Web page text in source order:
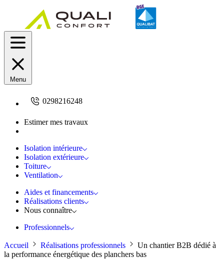
Menu
0298216248
Estimer mes travaux
Isolation intérieure
Isolation extérieure
Toiture
Ventilation
Aides et financements
Réalisations clients
Nous connaître
Professionnels
Accueil Réalisations professionnels
Un chantier B2B dédié à
la performance énergétique des planchers bas